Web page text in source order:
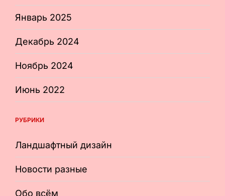
Январь 2025
Декабрь 2024
Ноябрь 2024
Июнь 2022
РУБРИКИ
Ландшафтный дизайн
Новости разные
Обо всём